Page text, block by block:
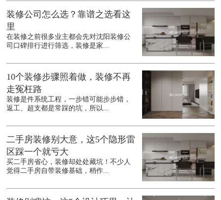
装修公司怎么选？靠谱之选看这
里
在装修之前很多业主都会先对沈阳装修公
司口碑排行进行筛选，装修是家...
10个装修步骤照着做，装修不再
走冤枉路
装修是件系统工程，一步错可能步步错，
返工、超支都是常踩的坑，所以...
二手房装修别大意，这5个隐形雷
区踩一个就亏大
买二手房省心，装修却处处藏坑！不少人
觉得二手房自带装修基础，稍作...